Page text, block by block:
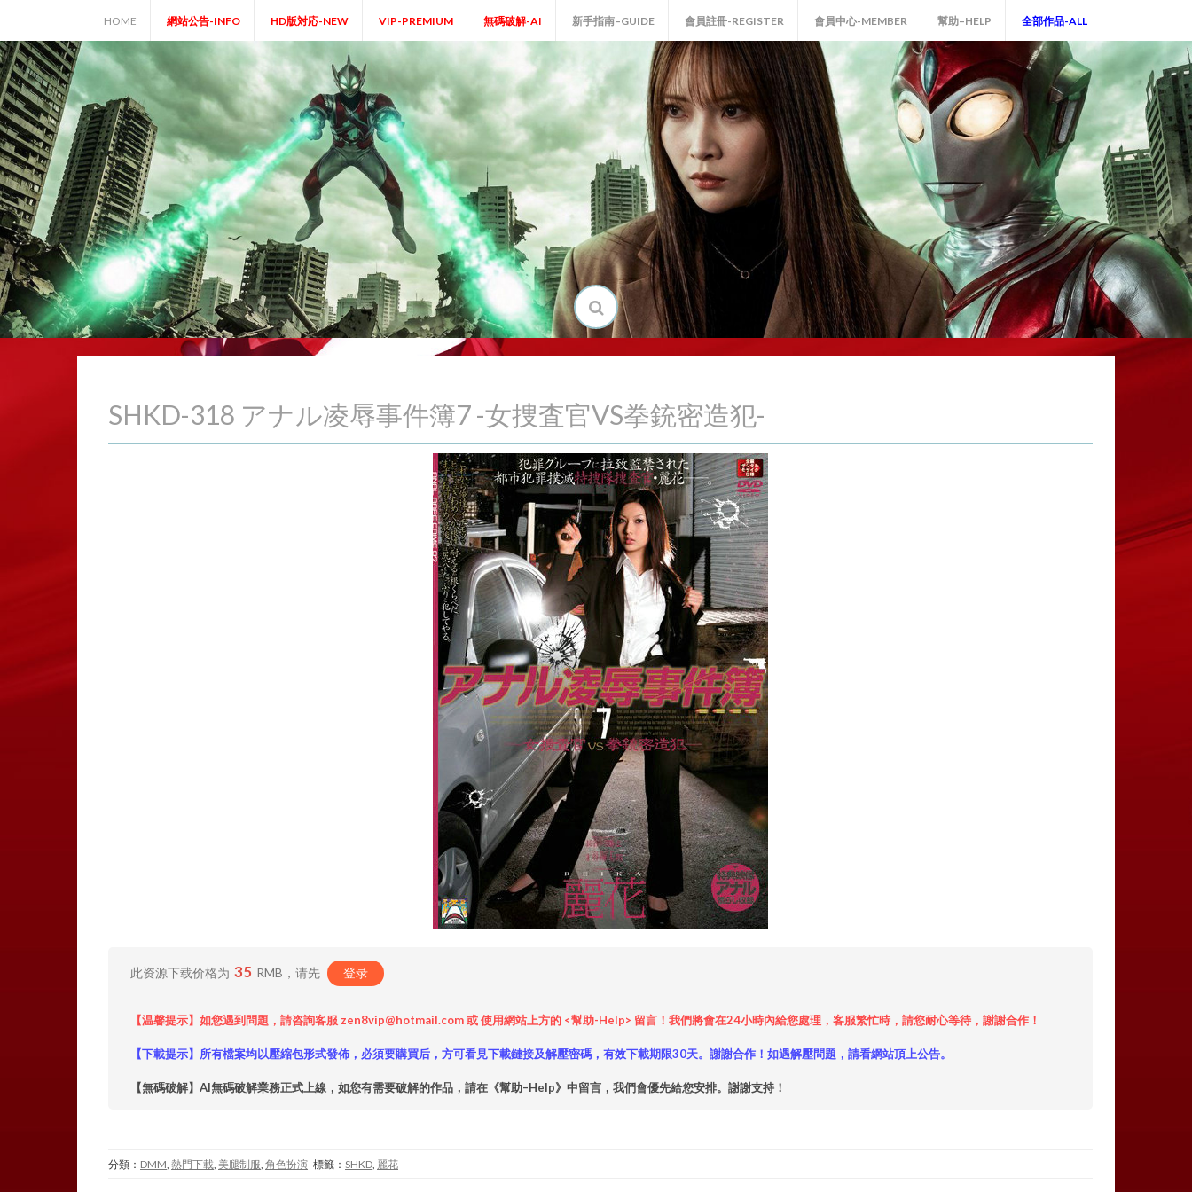
content
HOME 網站公告-INFO HD版対応-NEW VIP-PREMIUM 無碼破解-AI 新手指南–GUIDE 會員註冊-REGISTER 會員中心-MEMBER 幫助–HELP 全部作品-ALL
SHKD-318 アナル凌辱事件簿7 -女捜査官VS拳銃密造犯-
此资源下载价格为 35 RMB，请先 登录
【温馨提示】如您遇到問題，請咨詢客服 zen8vip@hotmail.com 或 使用網站上方的 <幫助-Help> 留言！我們將會在24小時內給您處理，客服繁忙時，請您耐心等待，謝謝合作！
【下載提示】所有檔案均以壓縮包形式發佈，必須要購買后，方可看見下載鏈接及解壓密碼，有效下載期限30天。謝謝合作！如遇解壓問題，請看網站頂上公告。
【無碼破解】AI無碼破解業務正式上線，如您有需要破解的作品，請在《幫助–Help》中留言，我們會優先給您安排。謝謝支持！
分類： DMM, 熱門下載, 美腿制服, 角色扮演 標籤： SHKD, 麗花